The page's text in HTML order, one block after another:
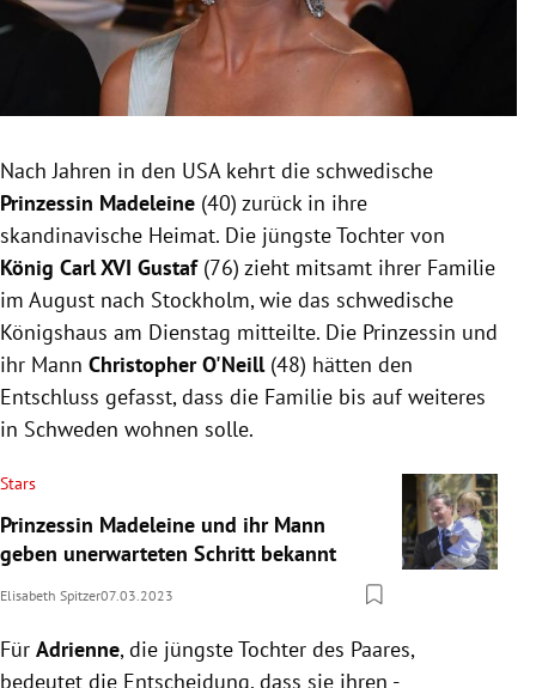
Untermenü
Untermenü
Nach Jahren in den USA kehrt die schwedische
Prinzessin Madeleine (40) zurück in ihre
skandinavische Heimat. Die jüngste Tochter von
König Carl XVI Gustaf(76) zieht mitsamt ihrer Familie
im August nach Stockholm, wie das schwedische
Königshaus am Dienstag mitteilte. Die Prinzessin und
ihr Mann Christopher O'Neill (48) hätten den
Entschluss gefasst, dass die Familie bis auf weiteres
in Schweden wohnen solle.
Stars
Prinzessin Madeleine und ihr Mann
geben unerwarteten Schritt bekannt
Elisabeth Spitzer07.03.2023
Für Adrienne, die jüngste Tochter des Paares,
bedeutet die Entscheidung, dass sie ihren -